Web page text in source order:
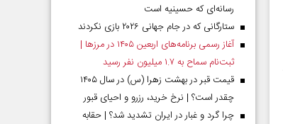
رسانه‌ای که حسینیه است
ستارگانی که در جام جهانی ۲۰۲۶ بازی نکردند
آغاز رسمی برنامه‌های اربعین ۱۴۰۵ در مرز‌ها |
ثبت‌نام سماح به ۱.۷ میلیون نفر رسید
قیمت قبر در بهشت زهرا (س) در سال ۱۴۰۵
چقدر است؟ | نرخ خرید، رزرو و احیای قبور
چرا گرد و غبار در ایران تشدید شد؟ | حقابه